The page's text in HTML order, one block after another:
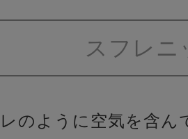
スフレニ
のように空気を含ん